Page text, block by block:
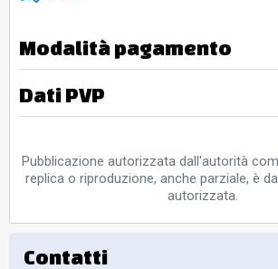
Modalità pagamento
Dati PVP
Pubblicazione autorizzata dall'autorità
replica o riproduzione, anche parziale, è
autorizzata.
Contatti